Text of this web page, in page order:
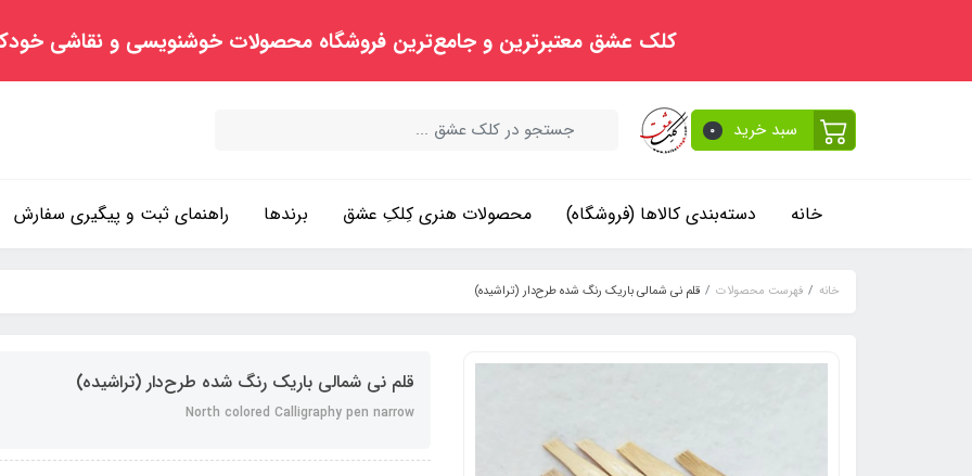
کلک عشق معتبرترین و جامع‌ترین فروشگاه محصولات خوشنویسی و نقاشی
سبد خرید 0
خانه دسته‌بندی کالاها (فروشگاه) محصولات هنری کِلکِ عشق برندها راهنمای ثبت و پیگیری سفارش
خانه فهرست محصولات قلم نی شمالی باریک رنگ شده طرح‌دار (تراشیده)
قلم نی شمالی باریک رنگ شده طرح‌دار (تراشیده)
North colored Calligraphy pen narrow